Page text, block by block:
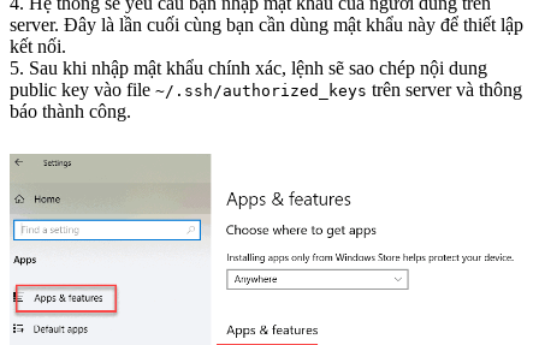
server. Đây là lần cuối cùng bạn cần dùng mật khẩu này để thiết lập
kết nối.
5. Sau khi nhập mật khẩu chính xác, lệnh sẽ sao chép nội dung
public key vào file ~/.ssh/authorized_keys trên server và thông
báo thành công.